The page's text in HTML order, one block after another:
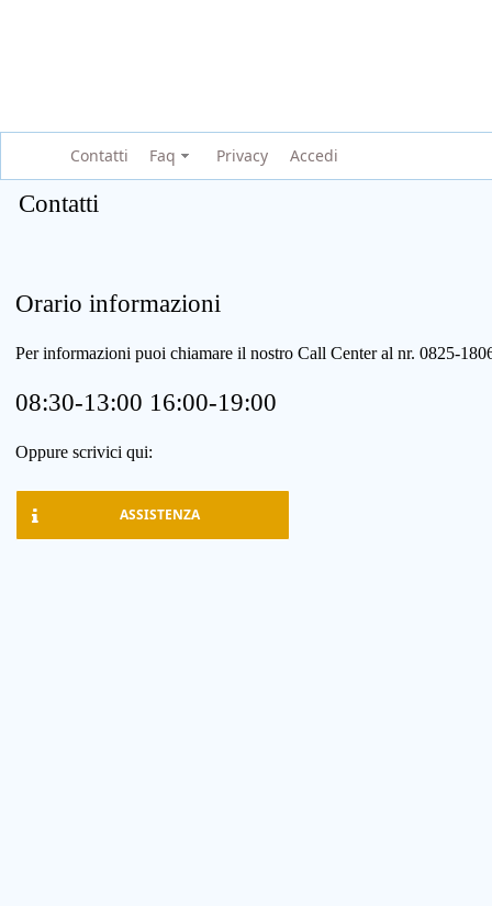
Contatti Faq Privacy Accedi
Contatti
Orario informazioni
Per informazioni puoi chiamare il nostro Call Center al nr. 0825-
08:30-13:00 16:00-19:00
Oppure scrivici qui:
ASSISTENZA